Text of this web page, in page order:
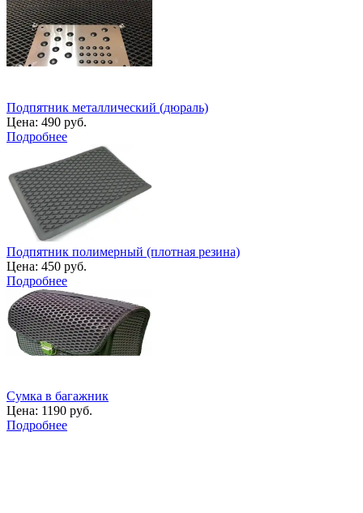
Подпятник металлический (дюраль)
Цена: 490 руб.
Подробнее
Подпятник полимерный (плотная резина)
Цена: 450 руб.
Подробнее
Сумка в багажник
Цена: 1190 руб.
Подробнее